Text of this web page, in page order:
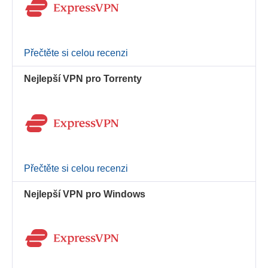
Přečtěte si celou recenzi
Nejlepší VPN pro Torrenty
Přečtěte si celou recenzi
Nejlepší VPN pro Windows